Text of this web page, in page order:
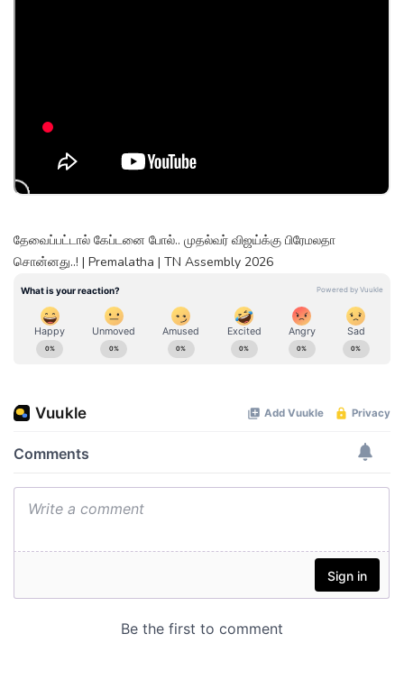
தேவைப்பட்டால் கேப்டனை போல்.. முதல்வர் விஜய்க்கு பிரேமலதா
சொன்னது..! | Premalatha | TN Assembly 2026